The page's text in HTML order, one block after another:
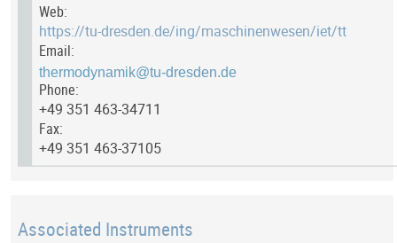
Web:
https://tu-dresden.de/ing/maschinenwesen/iet/tt
Email:
Phone:
+49 351 463-34711
Fax:
+49 351 463-37105
Associated Instruments